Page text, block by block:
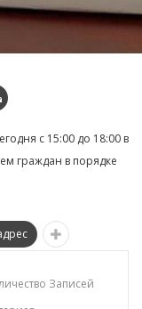
с 15:00 до 18:00 в
граждан в порядке
Записей